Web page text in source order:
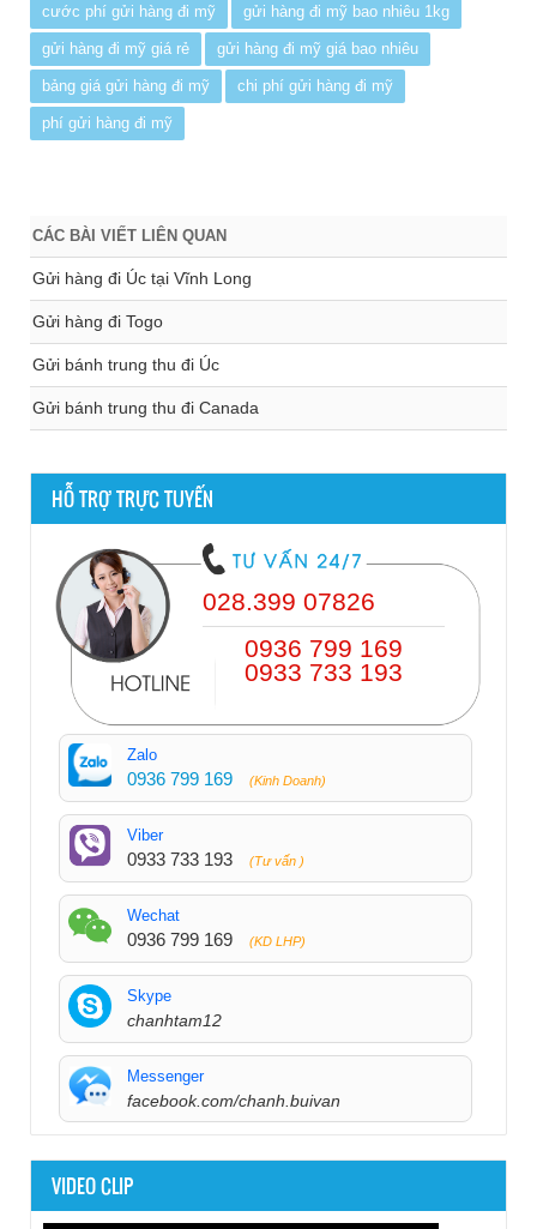
cước phí gửi hàng đi mỹ gửi hàng đi mỹ bao nhiêu 1kg
gửi hàng đi mỹ giá rẻ gửi hàng đi mỹ giá bao nhiêu
bảng giá gửi hàng đi mỹ chi phí gửi hàng đi mỹ
phí gửi hàng đi mỹ
CÁC BÀI VIẾT LIÊN QUAN
Gửi hàng đi Úc tại Vĩnh Long
Gửi hàng đi Togo
Gửi bánh trung thu đi Úc
Gửi bánh trung thu đi Canada
HỖ TRỢ TRỰC TUYẾN
028.399 07826
0936 799 169
0933 733 193
Zalo
0936 799 169 (Kinh Doanh)
Viber
0933 733 193 (Tư vấn )
Wechat
0936 799 169 (KD LHP)
Skype
chanhtam12
Messenger
facebook.com/chanh.buivan
VIDEO CLIP